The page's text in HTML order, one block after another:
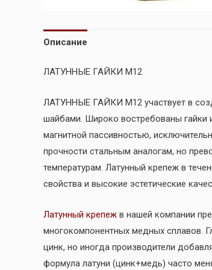
Описание
ЛАТУННЫЕ ГАЙКИ М12
ЛАТУННЫЕ ГАЙКИ М12 участвует в
шайбами. Широко востребованы гайки
магнитной пассивностью,
прочности стальным аналогам, но
температурам. Латунный крепеж в
свойства и высокие эстетические
Латунный крепеж в нашей компании
многокомпонентных медных сплавов.
цинк, но иногда производители
формула латуни (цинк+медь) часто